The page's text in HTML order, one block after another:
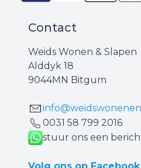
Contact
Weids Wonen & Slapen
Alddyk 18
9044MN Bitgum
0031 ‪58 799 2016‬
stuur ons een